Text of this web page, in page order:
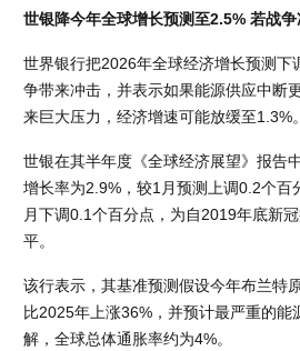
世银降今年全球增长预测至2.5% 若战
世界银行把2026年全球经济增长预测下
争带来冲击，并表示如果能源供应中断
来巨大压力，经济增速可能放缓至1.3%。
世银在其半年度《全球经济展望》报告
增长率为2.9%，较1月预测上调0.2个百
月下调0.1个百分点，为自2019年底新
平。
该行表示，其基准预测假设今年布兰特
比2025年上涨36%，并预计最严重的能
解，全球总体通胀率约为4%。